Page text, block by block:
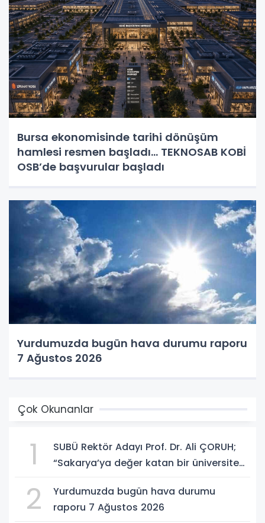
Bursa ekonomisinde tarihi dönüşüm
hamlesi resmen başladı... TEKNOSAB KOBİ
OSB’de başvurular başladı
Yurdumuzda bugün hava durumu raporu
7 Ağustos 2026
Çok Okunanlar
1
SUBÜ Rektör Adayı Prof. Dr. Ali ÇORUH;
“Sakarya’ya değer katan bir üniversite
2
Yurdumuzda bugün hava durumu
raporu 7 Ağustos 2026